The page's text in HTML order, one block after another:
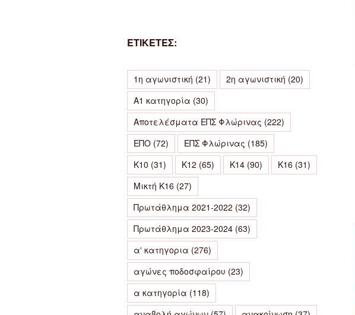
ΕΤΙΚΕΤΕΣ:
1η αγωνιστική (21) 2η αγωνιστική (20)
Α1 κατηγορία (30)
Αποτελέσματα ΕΠΣ Φλώρινας (222)
ΕΠΟ (72) ΕΠΣ Φλώρινας (185)
Κ10 (31) Κ12 (65) Κ14 (90) Κ16 (31)
Μικτή Κ16 (27)
Πρωτάθλημα 2021-2022 (32)
Πρωτάθλημα 2023-2024 (63)
α' κατηγορια (276)
αγώνες ποδοσφαίρου (23)
α κατηγορία (118)